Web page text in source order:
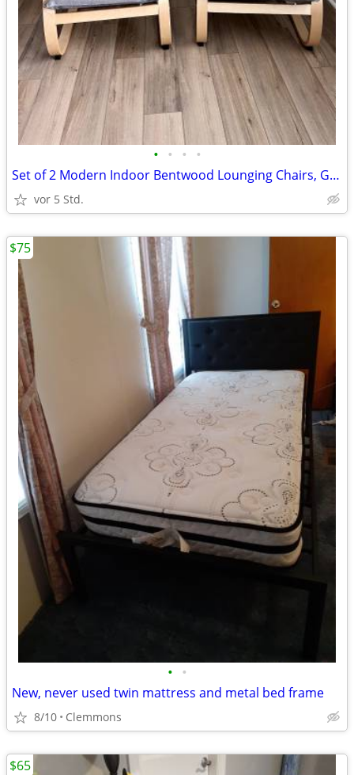
• • • •
Set of 2 Modern Indoor Bentwood Lounging Chairs, Gray Cushions & Natur
vor 5 Std.
• •
New, never used twin mattress and metal bed frame
8/10 Clemmons
$75
$65